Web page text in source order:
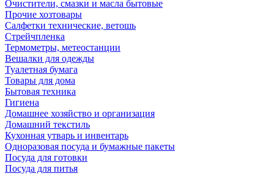
Очистители, смазки и масла бытовые
Прочие хозтовары
Салфетки технические, ветошь
Стрейчпленка
Термометры, метеостанции
Вешалки для одежды
Туалетная бумага
Товары для дома
Бытовая техника
Гигиена
Домашнее хозяйство и организация
Домашний текстиль
Кухонная утварь и инвентарь
Одноразовая посуда и бумажные пакеты
Посуда для готовки
Посуда для питья